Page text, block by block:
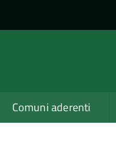
Comuni aderenti